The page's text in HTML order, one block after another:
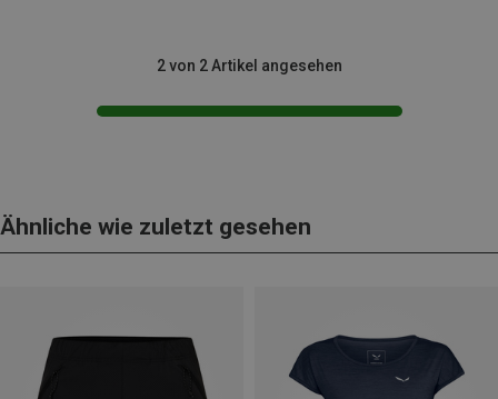
2 von 2 Artikel angesehen
Ähnliche wie zuletzt gesehen